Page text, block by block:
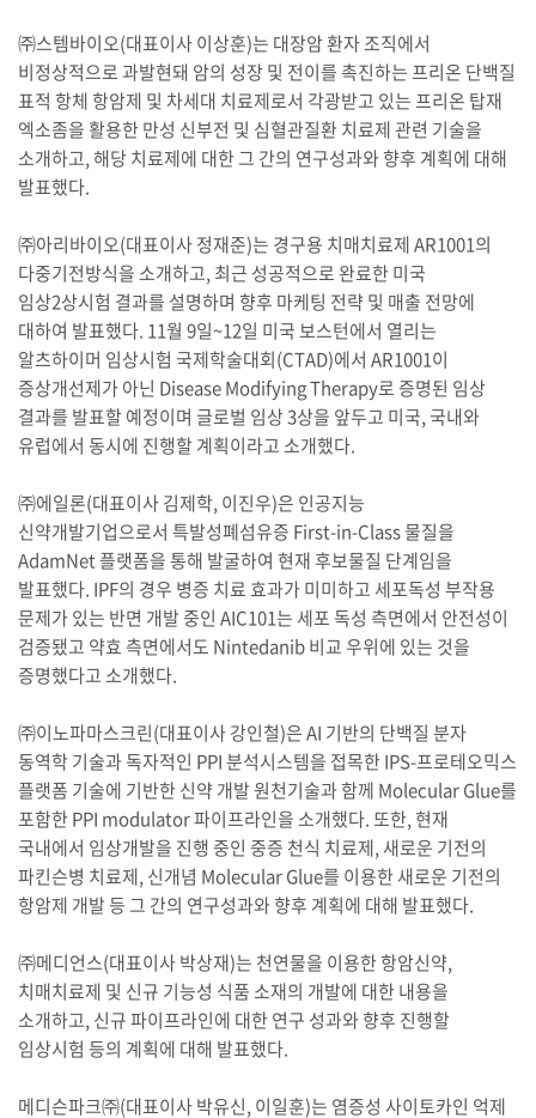
㈜스템바이오(대표이사 이상훈)는 대장암 환자 조직에서
비정상적으로 과발현돼 암의 성장 및 전이를 촉진하는 프리온 단백질
표적 항체 항암제 및 차세대 치료제로서 각광받고 있는 프리온 탑재
엑소좀을 활용한 만성 신부전 및 심혈관질환 치료제 관련 기술을
소개하고, 해당 치료제에 대한 그 간의 연구성과와 향후 계획에 대해
발표했다.
㈜아리바이오(대표이사 정재준)는 경구용 치매치료제 AR1001의
다중기전방식을 소개하고, 최근 성공적으로 완료한 미국
임상2상시험 결과를 설명하며 향후 마케팅 전략 및 매출 전망에
대하여 발표했다. 11월 9일~12일 미국 보스턴에서 열리는
알츠하이머 임상시험 국제학술대회(CTAD)에서 AR1001이
증상개선제가 아닌 Disease Modifying Therapy로 증명된 임상
결과를 발표할 예정이며 글로벌 임상 3상을 앞두고 미국, 국내와
유럽에서 동시에 진행할 계획이라고 소개했다.
㈜에일론(대표이사 김제학, 이진우)은 인공지능
신약개발기업으로서 특발성폐섬유증 First-in-Class 물질을
AdamNet 플랫폼을 통해 발굴하여 현재 후보물질 단계임을
발표했다. IPF의 경우 병증 치료 효과가 미미하고 세포독성 부작용
문제가 있는 반면 개발 중인 AIC101는 세포 독성 측면에서 안전성이
검증됐고 약효 측면에서도 Nintedanib 비교 우위에 있는 것을
증명했다고 소개했다.
㈜이노파마스크린(대표이사 강인철)은 AI 기반의 단백질 분자
동역학 기술과 독자적인 PPI 분석시스템을 접목한 IPS-프로테오믹스
플랫폼 기술에 기반한 신약 개발 원천기술과 함께 Molecular Glue를
포함한 PPI modulator 파이프라인을 소개했다. 또한, 현재
국내에서 임상개발을 진행 중인 중증 천식 치료제, 새로운 기전의
파킨슨병 치료제, 신개념 Molecular Glue를 이용한 새로운 기전의
항암제 개발 등 그 간의 연구성과와 향후 계획에 대해 발표했다.
㈜메디언스(대표이사 박상재)는 천연물을 이용한 항암신약,
치매치료제 및 신규 기능성 식품 소재의 개발에 대한 내용을
소개하고, 신규 파이프라인에 대한 연구 성과와 향후 진행할
임상시험 등의 계획에 대해 발표했다.
메디슨파크㈜(대표이사 박유신, 이일훈)는 염증성 사이토카인 억제